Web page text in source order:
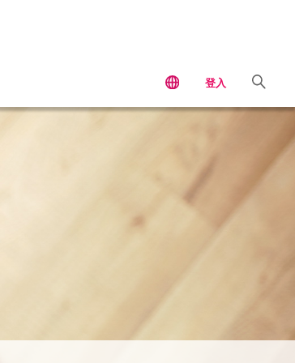
登入